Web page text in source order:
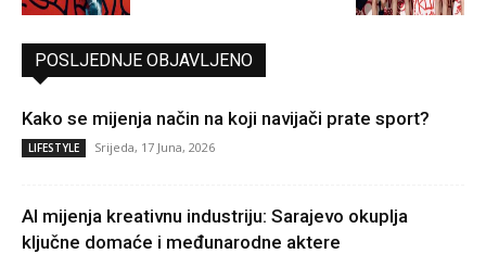
POSLJEDNJE OBJAVLJENO
Kako se mijenja način na koji navijači prate sport?
LIFESTYLE Srijeda, 17 Juna, 2026
AI mijenja kreativnu industriju: Sarajevo okuplja
ključne domaće i međunarodne aktere